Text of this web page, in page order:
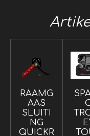
RAAMG
AAS
SLUITI
NG
QUICKR